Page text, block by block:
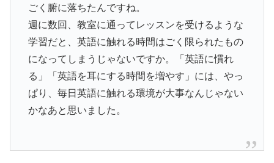
ごく腑に落ちたんですね。
週に数回、教室に通ってレッスンを受けるような
学習だと、英語に触れる時間はごく限られたもの
になってしまうじゃないですか。「英語に慣れ
る」「英語を耳にする時間を増やす」には、やっ
ぱり、毎日英語に触れる環境が大事なんじゃない
かなあと思いました。